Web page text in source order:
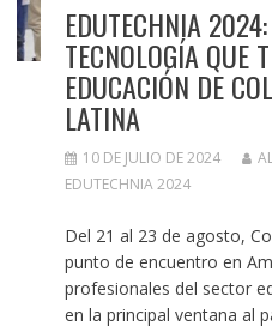
EDUTECHNIA
TECNOLOGÍA QUE
EDUCACIÓN DE
LATINA
10 DE JULIO DE 2024
EDUTECHNIA 2024
Del 21 al 23 de agosto,
punto de encuentro en
profesionales del sector
en la principal ventana al